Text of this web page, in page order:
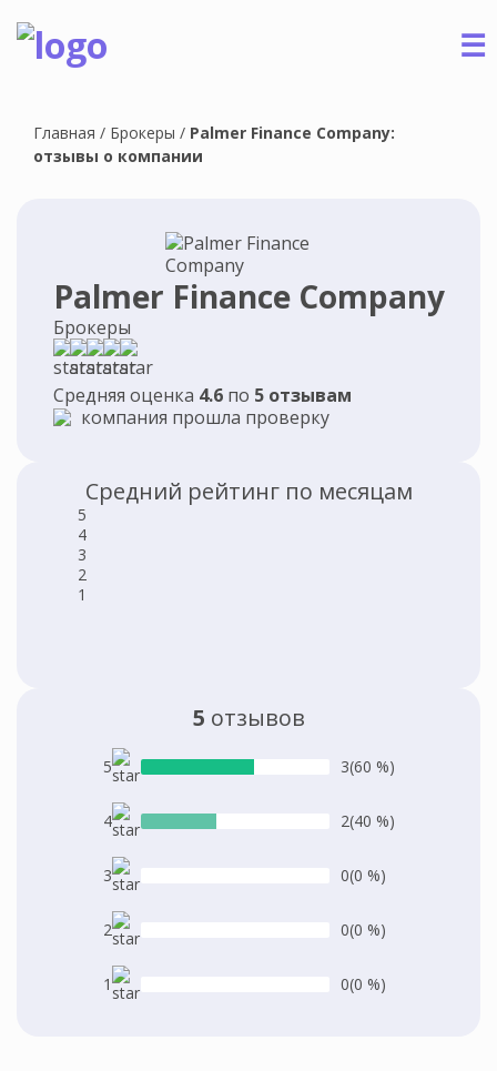
☰
Главная / Брокеры / Palmer Finance Company:
отзывы о компании
Palmer Finance Company
Брокеры
Средняя оценка 4.6по 5 отзывам
компания прошла проверку
Средний рейтинг по месяцам
5
4
3
2
1
5 отзывов
5 3(60 %)
4 2(40 %)
3 0(0 %)
2 0(0 %)
1 0(0 %)